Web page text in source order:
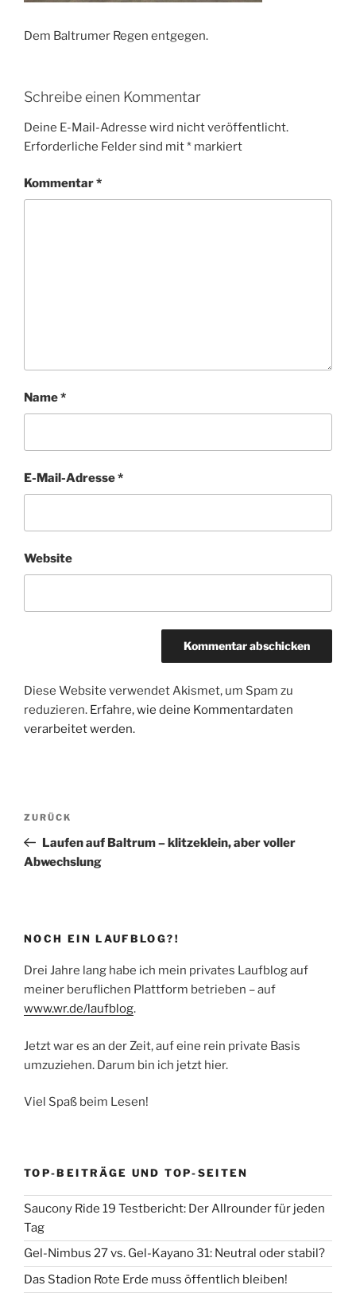
Dem Baltrumer Regen entgegen.
Schreibe einen Kommentar
Deine E-Mail-Adresse wird nicht veröffentlicht.
Erforderliche Felder sind mit* markiert
Kommentar*
Name*
E-Mail-Adresse*
Website
Diese Website verwendet Akismet, um Spam zu
reduzieren. Erfahre, wie deine Kommentardaten
verarbeitet werden.
Beitragsnavigation
Vorheriger
Beitrag
ZURÜCK
Laufen auf Baltrum – klitzeklein, aber voller
Abwechslung
NOCH EIN LAUFBLOG?!
Drei Jahre lang habe ich mein privates Laufblog auf
meiner beruflichen Plattform betrieben – auf
www.wr.de/laufblog.
Jetzt war es an der Zeit, auf eine rein private Basis
umzuziehen. Darum bin ich jetzt hier.
Viel Spaß beim Lesen!
TOP-BEITRÄGE UND TOP-SEITEN
Saucony Ride 19 Testbericht: Der Allrounder für jeden
Tag
Gel-Nimbus 27 vs. Gel-Kayano 31: Neutral oder stabil?
Das Stadion Rote Erde muss öffentlich bleiben!